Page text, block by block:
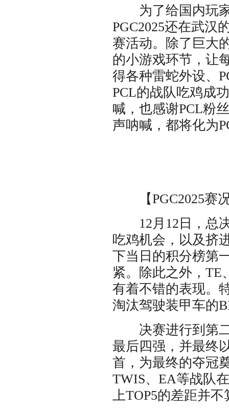
为了给国内玩家
PGC2025还在武汉
赛活动。除了巨大
的小游戏环节，让
得各种雷蛇外设、
PCL的战队吃鸡成
喊，也感谢PCL粉
声呐喊，都将化为
【PGC2025赛
12月12日，总决
吃鸡机会，以及挤
下当日的积分榜第
紧。除此之外，TE
有着不错的表现。
淘汰驾驶装甲车的
决赛进行到第二
最后四强，并最终
首，为最终的夺冠
TWIS、EA等战队
上TOP5的差距并不